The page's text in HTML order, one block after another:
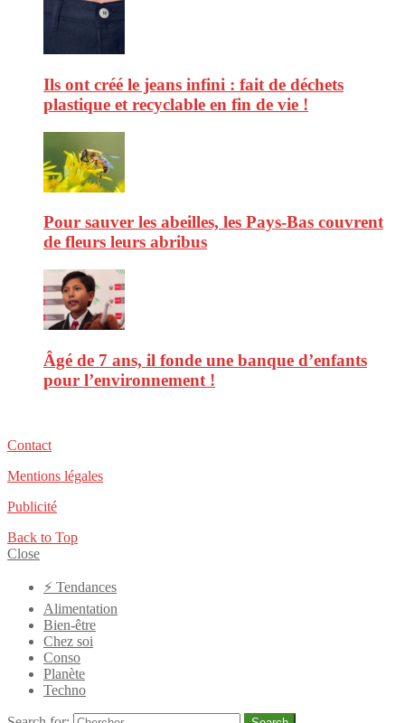
Ils ont créé le jeans infini : fait de déchets
plastique et recyclable en fin de vie !
Pour sauver les abeilles, les Pays-Bas couvrent
de fleurs leurs abribus
Âgé de 7 ans, il fonde une banque d’enfants
pour l’environnement !
Contact
Mentions légales
Publicité
Back to Top
Close
⚡️ Tendances
Alimentation
Bien-être
Chez soi
Conso
Planète
Techno